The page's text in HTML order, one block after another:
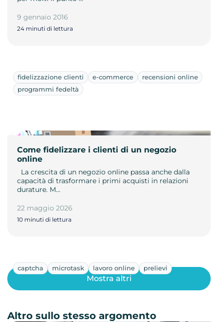
9 gennaio 2016
24 minuti di lettura
fidelizzazione clienti e-commerce
recensioni online
programmi fedeltà
Come fidelizzare i clienti di un negozio
online
­ ­ La crescita di un negozio online passa anche dalla
capacità di trasformare i primi acquisti in relazioni
durature. M…
22 maggio 2026
10 minuti di lettura
captcha microtask lavoro online prelievi
Mostra altri
Altro sullo stesso argomento